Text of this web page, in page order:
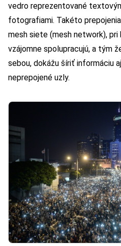
vedro reprezentované
fotografiami. Takéto
mesh siete (mesh network),
vzájomne spolupracujú, a tým
sebou, dokážu šíriť informáciu
neprepojené uzly.